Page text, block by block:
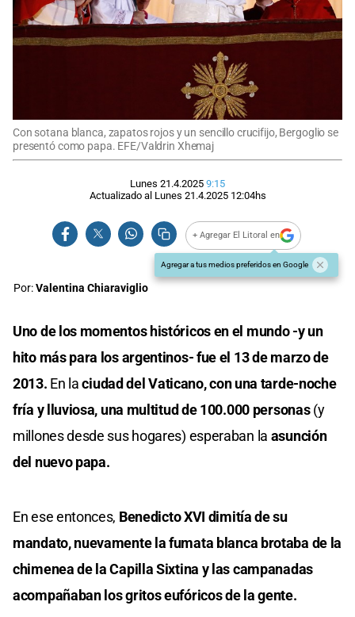
Con sotana blanca, zapatos rojos y un sencillo crucifijo, Bergoglio se
presentó como papa. EFE/Valdrin Xhemaj
Lunes 21.4.2025 9:15
Actualizado al Lunes 21.4.2025 12:04hs
+ Agregar El Litoral en
Agregar a tus medios preferidos en Google
Por:Valentina Chiaraviglio
Uno de los momentos históricos en el mundo -y un
hito más para los argentinos- fue el 13 de marzo de
2013. En laciudad del Vaticano, con una tarde-noche
fría y lluviosa, una multitud de 100.000 personas(y
millones desde sus hogares) esperaban la asunción
del nuevo papa.
En ese entonces, Benedicto XVI dimitía de su
mandato, nuevamente la fumata blanca brotaba de la
chimenea de la Capilla Sixtina y las campanadas
acompañaban los gritos eufóricos de la gente.